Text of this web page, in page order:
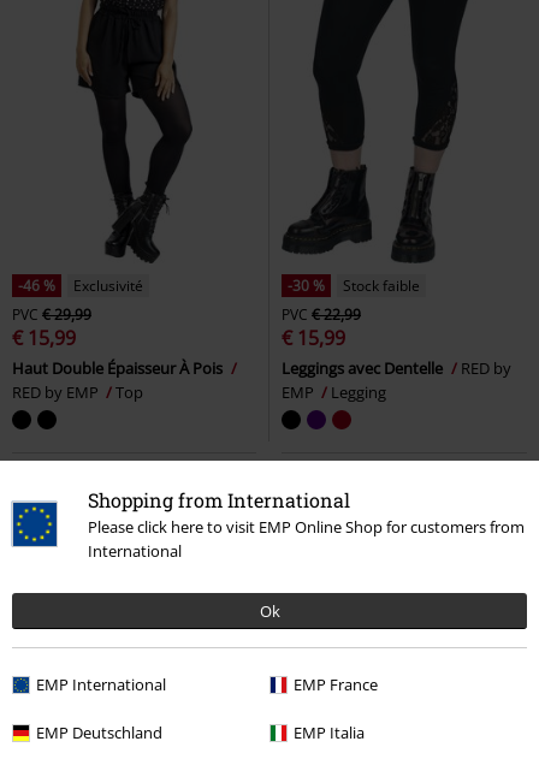
Shopping from International
Please click here to visit EMP Online Shop for customers from
International
Ok
EMP International EMP France
EMP Deutschland EMP Italia
-46 %
Exclusivité
PVC € 29,99
€ 15,99
Haut Double Épaisseur À Pois
RED by EMP
Top
-30 %
Stock faible
PVC € 22,99
€ 15,99
Leggings avec Dentelle
RED by
EMP
Legging